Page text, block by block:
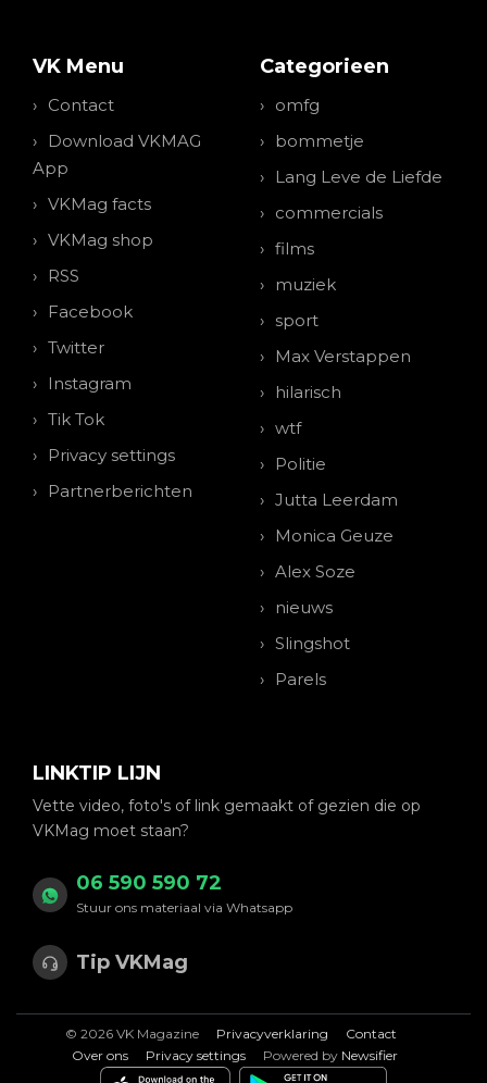
VK Menu
Contact
Download VKMAG
App
VKMag facts
VKMag shop
RSS
Facebook
Twitter
Instagram
Tik Tok
Privacy settings
Partnerberichten
Categorieen
omfg
bommetje
Lang Leve de Liefde
commercials
films
muziek
sport
Max Verstappen
hilarisch
wtf
Politie
Jutta Leerdam
Monica Geuze
Alex Soze
nieuws
Slingshot
Parels
LINKTIP LIJN
Vette video, foto's of link gemaakt of gezien die op
VKMag moet staan?
06 590 590 72
Stuur ons materiaal via Whatsapp
Tip VKMag
© 2026 VK Magazine Privacyverklaring
Contact
Over ons
Privacy settings Powered by Newsifier